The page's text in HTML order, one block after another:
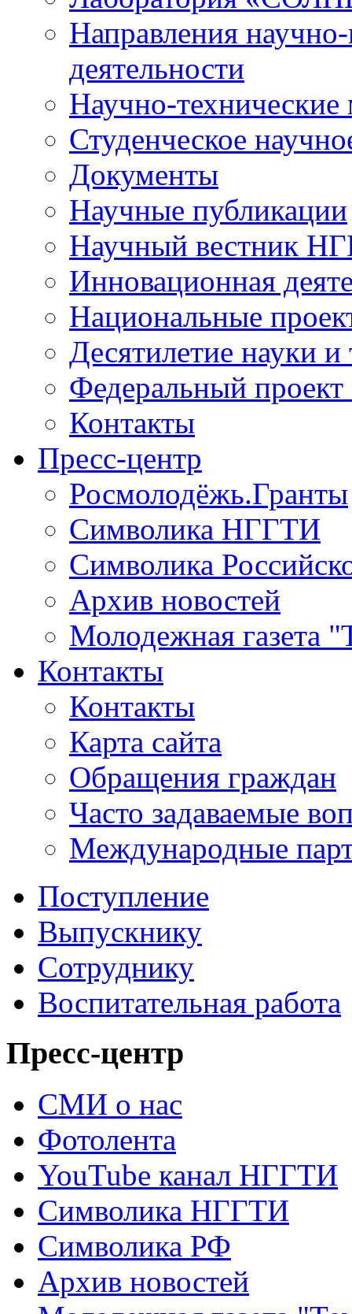
Направления научно-
деятельности
Научно-технические
Студенческое
Документы
Научные публикации
Научный вестник
Инновационная
Национальные
Десятилетие науки и
Федеральный
Контакты
Пресс-центр
Росмолодёжь.Гранты
Символика НГГТИ
Символика
Архив новостей
Молодежная газета
Контакты
Контакты
Карта сайта
Обращения граждан
Часто задаваемые
Международные
Поступление
Выпускнику
Сотруднику
Воспитательная работа
Пресс-центр
СМИ о нас
Фотолента
YouTube канал НГГТИ
Символика НГГТИ
Символика РФ
Архив новостей